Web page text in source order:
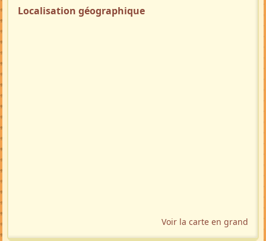
Localisation géographique
Voir la carte en grand